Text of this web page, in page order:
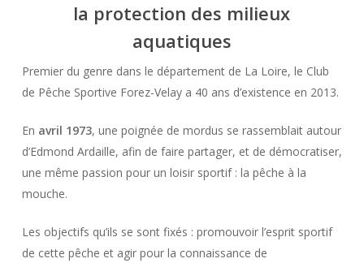
la protection des milieux
aquatiques
Premier du genre dans le département de La Loire, le Club
de Pêche Sportive Forez-Velay a 40 ans d’existence en 2013.
En avril 1973, une poignée de mordus se rassemblait autour
d’Edmond Ardaille, afin de faire partager, et de démocratiser,
une même passion pour un loisir sportif : la pêche à la
mouche.
Les objectifs qu’ils se sont fixés : promouvoir l’esprit sportif
de cette pêche et agir pour la connaissance de